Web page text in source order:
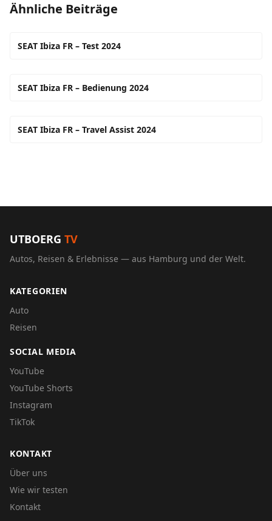
Ähnliche Beiträge
SEAT Ibiza FR – Test 2024
SEAT Ibiza FR – Bedienung 2024
SEAT Ibiza FR – Travel Assist 2024
UTBOERG TV
Autos, Reisen & Erlebnisse — aus Hamburg und der Welt.
KATEGORIEN
Auto
Reisen
SOCIAL MEDIA
YouTube
YouTube Shorts
Instagram
TikTok
KONTAKT
Über uns
Wie wir testen
Kontakt